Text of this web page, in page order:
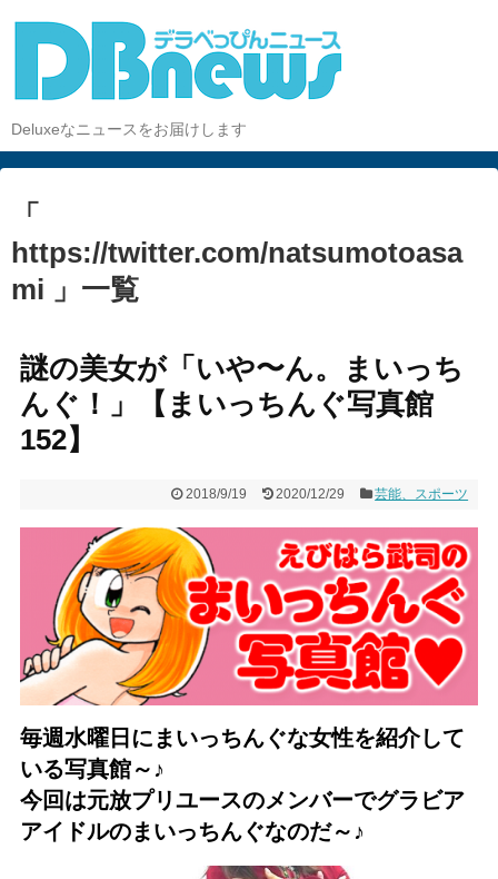
Deluxeなニュースをお届けします
「
https://twitter.com/natsumotoasa
mi 」一覧
謎の美女が「いや〜ん。まいっち
んぐ！」【まいっちんぐ写真館
152】
2018/9/19 2020/12/29 芸能、スポーツ
毎週水曜日にまいっちんぐな女性を紹介して
いる写真館～♪
今回は元放プリユースのメンバーでグラビア
アイドルのまいっちんぐなのだ～♪